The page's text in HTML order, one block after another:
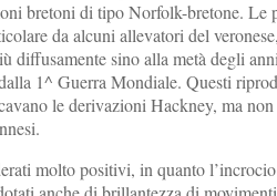
bretoni di tipo Norfolk-bretone.
da alcuni allevatori del
diffusamente sino alla metà degli
1^ Guerra Mondiale. Questi
le derivazioni Hackney, ma
molto positivi, in quanto